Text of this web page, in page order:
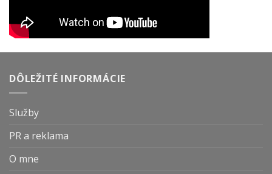
DÔLEŽITÉ INFORMÁCIE
Služby
PR a reklama
O mne